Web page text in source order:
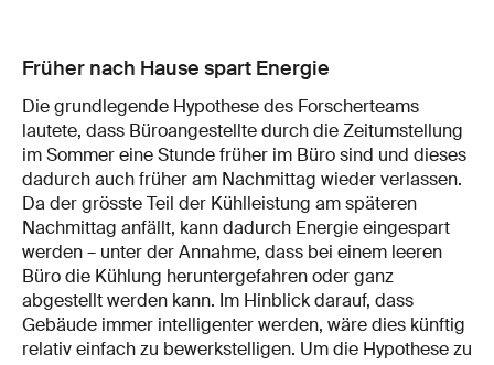
Früher nach Hause spart Energie
Die grundlegende Hypothese des Forscherteams
lautete, dass Büroangestellte durch die Zeitumstellung
im Sommer eine Stunde früher im Büro sind und dieses
dadurch auch früher am Nachmittag wieder verlassen.
Da der grösste Teil der Kühlleistung am späteren
Nachmittag anfällt, kann dadurch Energie eingespart
werden – unter der Annahme, dass bei einem leeren
Büro die Kühlung heruntergefahren oder ganz
abgestellt werden kann. Im Hinblick darauf, dass
Gebäude immer intelligenter werden, wäre dies künftig
relativ einfach zu bewerkstelligen. Um die Hypothese zu